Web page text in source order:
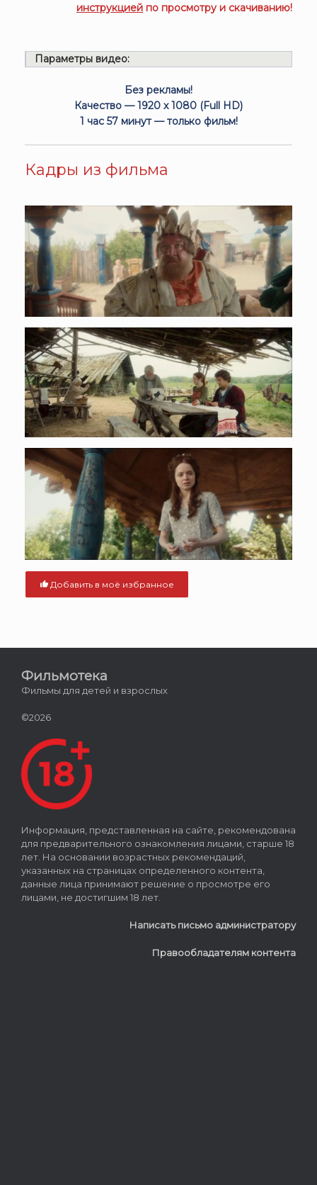
инструкцией по просмотру и скачиванию!
Параметры видео:
Без рекламы!
Качество — 1920 x 1080 (Full HD)
1 час 57 минут — только фильм!
Кадры из фильма
Добавить в моё избранное
Фильмотека
Фильмы для детей и взрослых
©2026
Информация, представленная на сайте, рекомендована
для предварительного ознакомления лицами, старше 18
лет. На основании возрастных рекомендаций,
указанных на страницах определенного контента,
данные лица принимают решение о просмотре его
лицами, не достигшим 18 лет.
Написать письмо администратору
Правообладателям контента